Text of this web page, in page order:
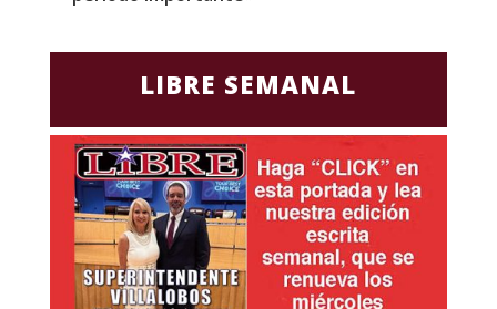
LIBRE SEMANAL